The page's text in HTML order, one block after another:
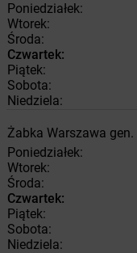
Poniedziałek:
Wtorek:
Środa:
Czwartek:
Piątek:
Sobota:
Niedziela:
Żabka Warszawa
Poniedziałek:
Wtorek:
Środa:
Czwartek:
Piątek:
Sobota:
Niedziela: